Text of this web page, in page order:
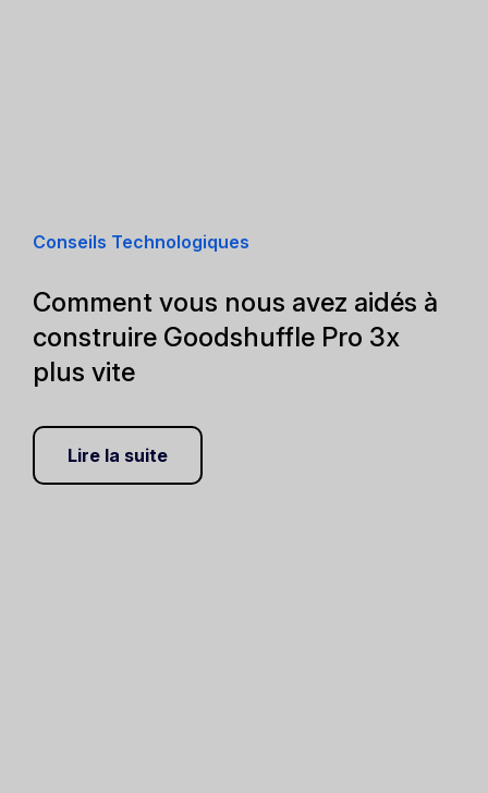
Conseils Technologiques
Comment vous nous avez aidés à
construire Goodshuffle Pro 3x
plus vite
Lire la suite